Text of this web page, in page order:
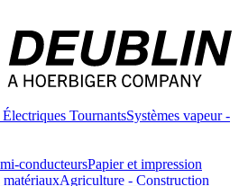
TournantsSystèmes vapeur -
conducteursPapier et impression
matériauxAgriculture - Construction